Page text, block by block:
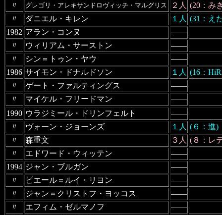
〃
グレゴリ・アレキサンドロヴィッチ・マルグリス ２人 (20：み
〃
ダニエル・キレン １人 (31：え
1982 アラン・コンヌ
――
〃
ウィリアム・サーストン
――
〃
シン＝トゥン・ヤウ
――
1986 サイモン・ドナルドソン １人 (16：
〃
ゲート・ファルティングス
――
〃
マイケル・フリードマン
――
1990 ウラジミール・ドリンフェルト
――
〃
ヴォーン・ジョーンズ １人 (６：進)
〃
森重文 ３人 (８：レ
〃
エドワード・ウィッテン
――
1994 ジャン・ブルガン
――
〃
ピエール＝ルイ・リヨン
――
〃
ジャン＝クリストフ・ヨッコス
――
〃
エフィム・ゼルマノフ
――